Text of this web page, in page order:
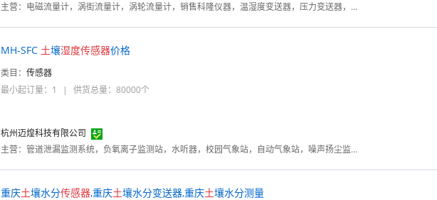
主营：
电磁流量计，涡街流量计，涡轮流量计，销售科隆仪器，温湿度变送器，压力变送器，温度传感器，差压变送器，风压差压变送器，投入式液位变送器，液位计，雷达物位计
MH-SFC 土壤湿度传感器价格
类目： 传感器
最小起订量：1
| 供货总量：80000个
杭州迈煌科技有限公司
主营：
管道泄漏监测系统，负氧离子监测站，水听器，校园气象站，自动气象站，噪声扬尘监测系统，温湿度监控系统，农业气象站
重庆土壤水分传感器,重庆土壤水分变送器,重庆土壤水分测量